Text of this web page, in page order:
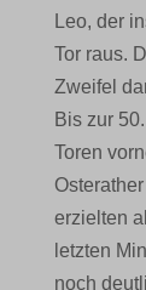
Leo, der
Tor raus.
Zweifel
Bis zur
Toren
erzielten
letzten
noch